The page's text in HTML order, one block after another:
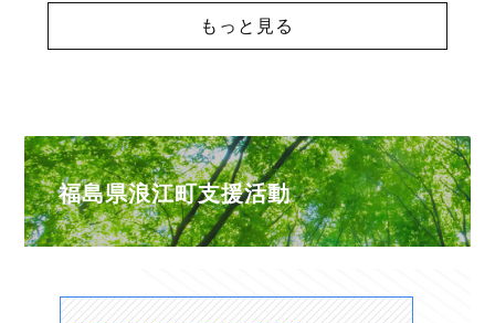
もっと見る
福島県浪江町支援活動